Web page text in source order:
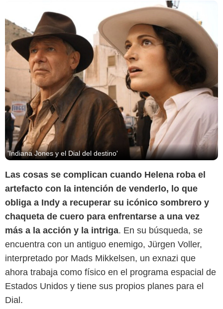
'Indiana Jones y el Dial del destino'
Las cosas se complican cuando Helena roba el
artefacto con la intención de venderlo, lo que
obliga a Indy a recuperar su icónico sombrero y
chaqueta de cuero para enfrentarse a una vez
más a la acción y la intriga. En su búsqueda, se
encuentra con un antiguo enemigo, Jürgen Voller,
interpretado por Mads Mikkelsen, un exnazi que
ahora trabaja como físico en el programa espacial de
Estados Unidos y tiene sus propios planes para el
Dial.